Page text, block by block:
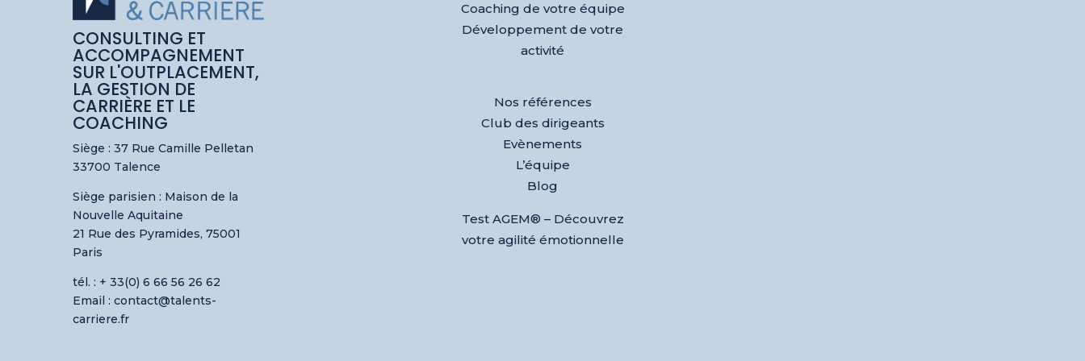
CONSULTING ET
ACCOMPAGNEMENT
SUR L'OUTPLACEMENT,
LA GESTION DE
CARRIÈRE ET LE
COACHING
Siège : 37 Rue Camille Pelletan
33700 Talence
Siège parisien : Maison de la
Nouvelle Aquitaine
21 Rue des Pyramides, 75001
Paris
tél. : + 33(0) 6 66 56 26 62
Email : contact@talents-
carriere.fr
Coaching de votre équipe
Développement de votre
activité
Nos références
Club des dirigeants
Evènements
L’équipe
Blog
Test AGEM® – Découvrez
votre agilité émotionnelle